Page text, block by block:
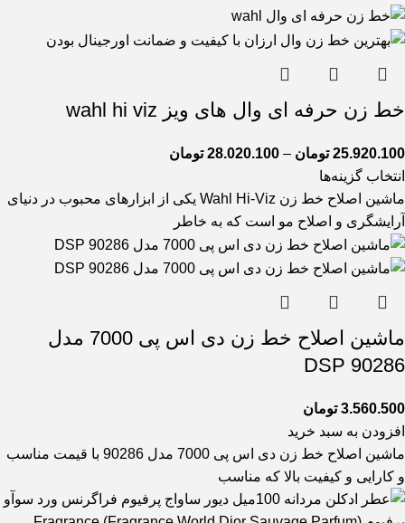
خط زن حرفه ای وال های ویز wahl hi viz
25.920.100 تومان –
28.020.100 تومان
انتخاب گزینه‌ها
ماشین اصلاح خط زن Wahl Hi-Viz یکی از ابزارهای محبوب در دنیای
آرایشگری و اصلاح مو است که به خاطر
ماشین اصلاح خط زن دی اس پی 7000 مدل
90286 DSP
3.560.500 تومان
افزودن به سبد خرید
ماشین اصلاح خط زن دی اس پی 7000 مدل 90286 با قیمت مناسب
و کارایی و کیفیت بالا که مناسب